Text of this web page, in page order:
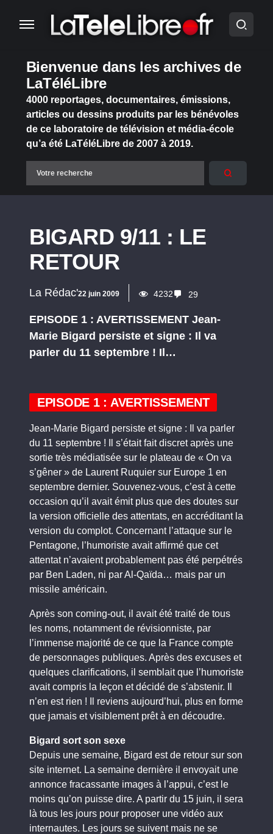
Bienvenue dans les archives de
LaTéléLibre
4000 reportages, documentaires, émissions,
articles ou dessins produits par les bénévoles
de ce laboratoire de télévision et média-école
qu’a été LaTéléLibre de 2007 à 2019.
BIGARD 9/11 : LE
RETOUR
La Rédac'22 juin 2009 4232 29
EPISODE 1 : AVERTISSEMENT Jean-
Marie Bigard persiste et signe : Il va
parler du 11 septembre ! Il…
EPISODE 1 : AVERTISSEMENT
Jean-Marie Bigard persiste et signe : Il va parler
du 11 septembre ! Il s’était fait discret après une
sortie très médiatisée sur le plateau de « On va
s’gêner » de Laurent Ruquier sur Europe 1 en
septembre dernier. Souvenez-vous, c’est à cette
occasion qu’il avait émit plus que des doutes sur
la version officielle des attentats, en accréditant la
version du complot. Concernant l’attaque sur le
Pentagone, l’humoriste avait affirmé que cet
attentat n’avaient probablement pas été perpétrés
par Ben Laden, ni par Al-Qaïda… mais par un
missile américain.
Après son coming-out, il avait été traité de tous
les noms, notamment de révisionniste, par
l’immense majorité de ce que la France compte
de personnages publiques. Après des excuses et
quelques clarifications, il semblait que l’humoriste
avait compris la leçon et décidé de s’abstenir. Il
n’en est rien ! Il reviens aujourd’hui, plus en forme
que jamais et visiblement prêt à en découdre.
Bigard sort son sexe
Depuis une semaine, Bigard est de retour sur son
site internet. La semaine dernière il envoyait une
annonce fracassante images à l’appui, c’est le
moins qu’on puisse dire. A partir du 15 juin, il sera
là tous les jours pour proposer une vidéo aux
internautes. Les jours se suivent mais ne se